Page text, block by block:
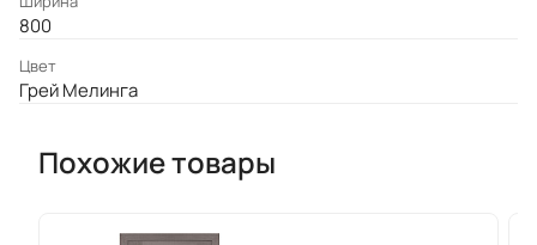
800
Цвет
Грей Мелинга
Похожие товары